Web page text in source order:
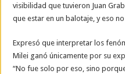
visibilidad que tuvieron Juan
que estar en un balotaje, y eso no
Expresó que interpretar los
Milei ganó únicamente por su
“No fue solo por eso, sino